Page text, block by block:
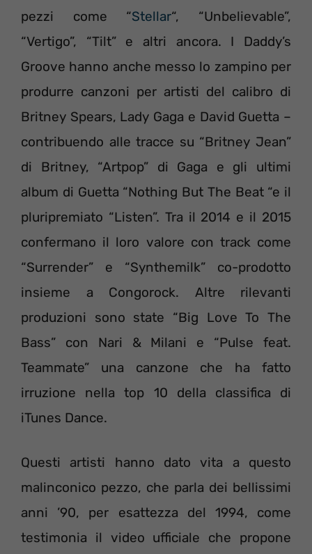
pezzi come “Stellar“, “Unbelievable”,
“Vertigo”, “Tilt” e altri ancora. I Daddy’s
Groove hanno anche messo lo zampino per
produrre canzoni per artisti del calibro di
Britney Spears, Lady Gaga e David Guetta –
contribuendo alle tracce su “Britney Jean”
di Britney, “Artpop” di Gaga e gli ultimi
album di Guetta “Nothing But The Beat “e il
pluripremiato “Listen”. Tra il 2014 e il 2015
confermano il loro valore con track come
“Surrender” e “Synthemilk” co-prodotto
insieme a Congorock. Altre rilevanti
produzioni sono state “Big Love To The
Bass” con Nari & Milani e “Pulse feat.
Teammate” una canzone che ha fatto
irruzione nella top 10 della classifica di
iTunes Dance.
Questi artisti hanno dato vita a questo
malinconico pezzo, che parla dei bellissimi
anni ’90, per esattezza del 1994, come
testimonia il video ufficiale che propone